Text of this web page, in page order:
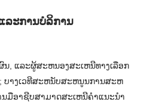
ລະ​ການ​ບໍ​ລິ​ການ​
, ແລະຜູ້ສະຫນອງສະເຫນີທາງເລືອກ
າງເວທີສະຫນັບສະຫນູນການສະຫ
ມືອາຊີບສາມາດສະເຫນີຄໍາແນະນໍາ